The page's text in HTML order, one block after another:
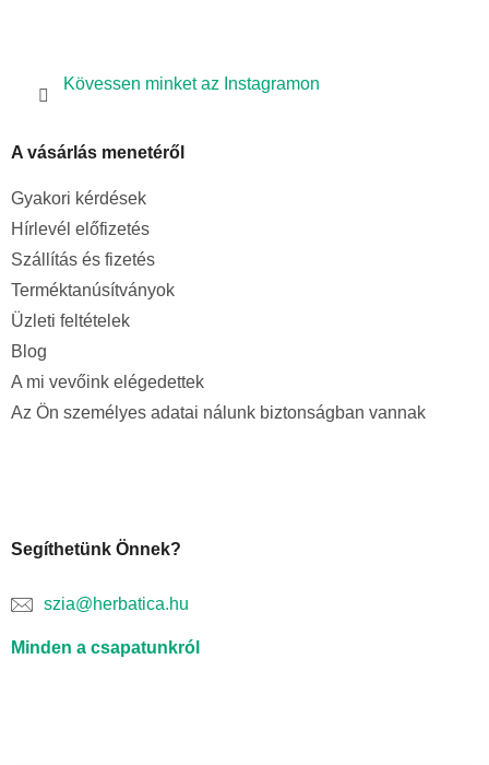
Kövessen minket az Instagramon
A vásárlás menetéről
Gyakori kérdések
Hírlevél előfizetés
Szállítás és fizetés
Terméktanúsítványok
Üzleti feltételek
Blog
A mi vevőink elégedettek
Az Ön személyes adatai nálunk biztonságban vannak
Segíthetünk Önnek?
szia@herbatica.hu
Minden a csapatunkról